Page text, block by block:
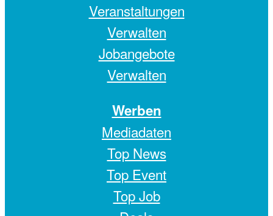
Veranstaltungen
Verwalten
Jobangebote
Verwalten
Werben
Mediadaten
Top News
Top Event
Top Job